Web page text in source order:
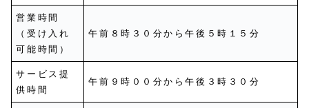
営業時間
（受け入れ
可能時間）
午前８時３０分から午後５時１５分
サービス提
供時間
午前９時００分から午後３時３０分